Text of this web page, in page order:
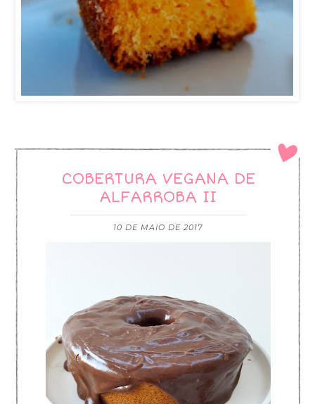
COBERTURA VEGANA DE
ALFARROBA II
10 DE MAIO DE 2017